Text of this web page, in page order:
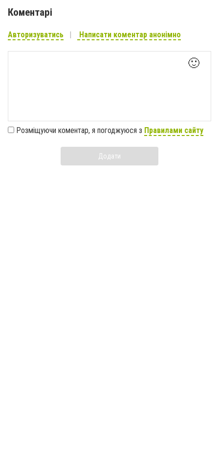
Коментарі
Авторизуватись Написати коментар анонімно
🙂
Розміщуючи коментар, я погоджуюся з Правилами сайту
Додати